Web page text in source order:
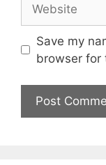
Save my
browser for